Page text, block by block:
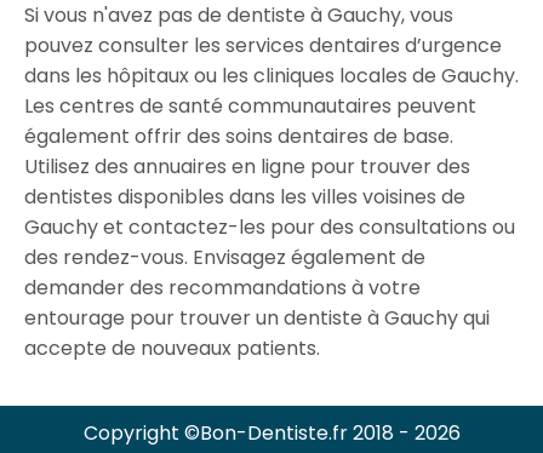
Si vous n'avez pas de dentiste à Gauchy, vous
pouvez consulter les services dentaires d’urgence
dans les hôpitaux ou les cliniques locales de Gauchy.
Les centres de santé communautaires peuvent
également offrir des soins dentaires de base.
Utilisez des annuaires en ligne pour trouver des
dentistes disponibles dans les villes voisines de
Gauchy et contactez-les pour des consultations ou
des rendez-vous. Envisagez également de
demander des recommandations à votre
entourage pour trouver un dentiste à Gauchy qui
accepte de nouveaux patients.
Copyright ©Bon-Dentiste.fr 2018 - 2026